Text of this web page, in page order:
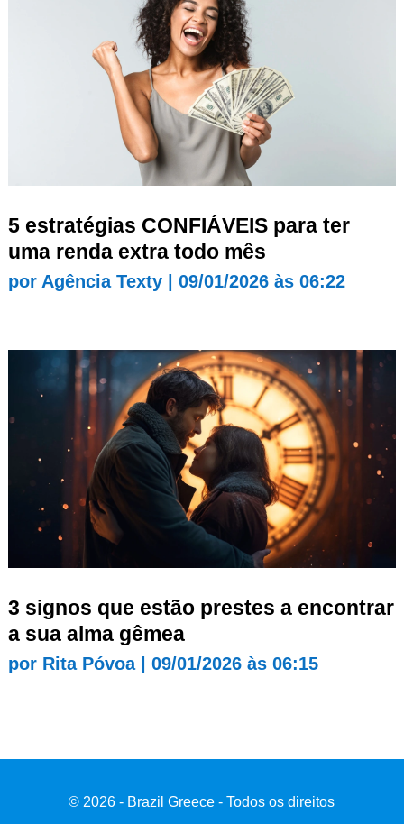
5 estratégias CONFIÁVEIS para ter
uma renda extra todo mês
por Agência Texty| 09/01/2026 às 06:22
3 signos que estão prestes a encontrar
a sua alma gêmea
por Rita Póvoa| 09/01/2026 às 06:15
© 2026 - Brazil Greece - Todos os direitos